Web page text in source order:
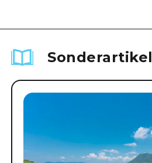
Sonderartikel